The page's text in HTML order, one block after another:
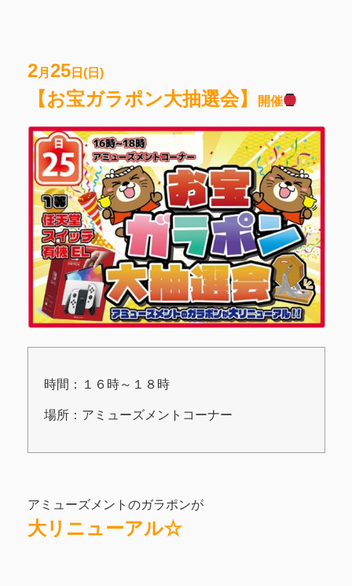
2月 25日(日)
【お宝ガラポン大抽選会】 開催
時間：１６時～１８時
場所：アミューズメントコーナー
アミューズメントのガラポンが
大リニューアル☆